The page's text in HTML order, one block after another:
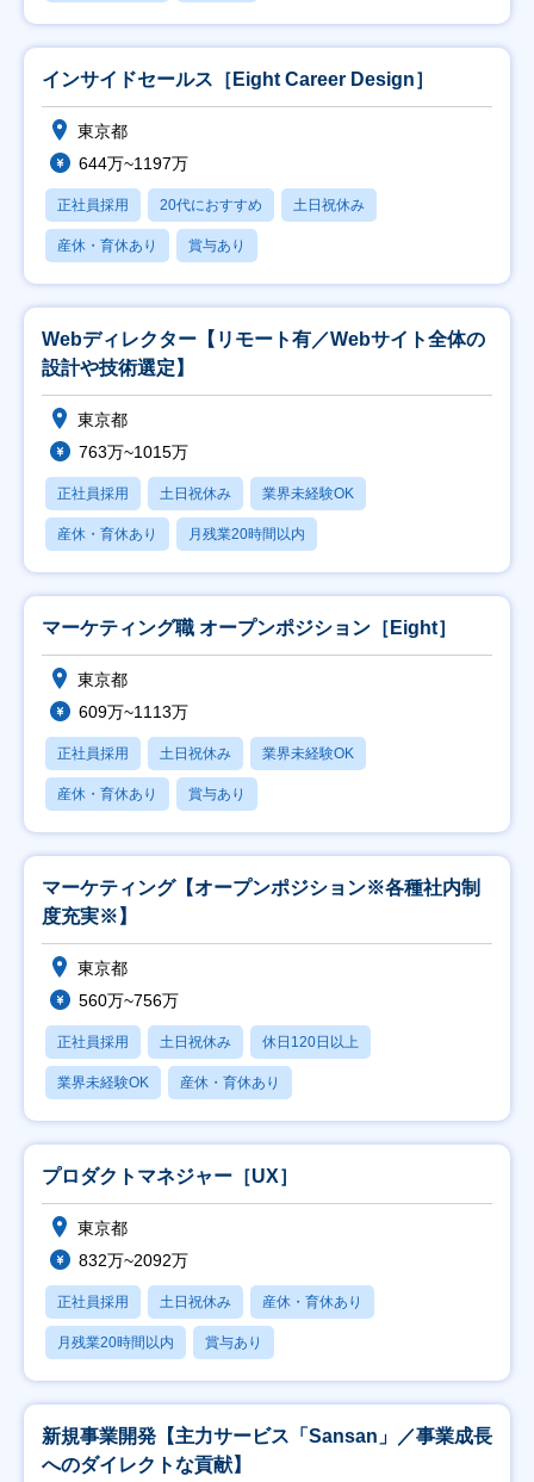
インサイドセールス［Eight Career Design］
東京都
644万~1197万
正社員採用 20代におすすめ 土日祝休み
産休・育休あり 賞与あり
Webディレクター【リモート有／Webサイト全体の
設計や技術選定】
東京都
763万~1015万
正社員採用 土日祝休み 業界未経験OK
産休・育休あり 月残業20時間以内
マーケティング職 オープンポジション［Eight］
東京都
609万~1113万
正社員採用 土日祝休み 業界未経験OK
産休・育休あり 賞与あり
マーケティング【オープンポジション※各種社内制
度充実※】
東京都
560万~756万
正社員採用 土日祝休み 休日120日以上
業界未経験OK 産休・育休あり
プロダクトマネジャー［UX］
東京都
832万~2092万
正社員採用 土日祝休み 産休・育休あり
月残業20時間以内 賞与あり
新規事業開発【主力サービス「Sansan」／事業成長
へのダイレクトな貢献】